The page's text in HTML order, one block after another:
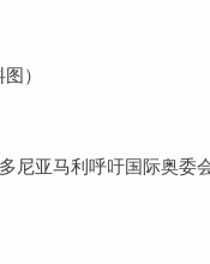
）
尼亚马利呼吁国际奥